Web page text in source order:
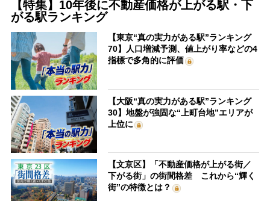
【特集】10年後に不動産価格が上がる駅・下
がる駅ランキング
【東京“真の実力がある駅”ランキング
70】人口増減予測、値上がり率などの4
指標で多角的に評価
【大阪“真の実力がある駅”ランキング
30】地盤が強固な“上町台地”エリアが
上位に
【文京区】「不動産価格が上がる街／
下がる街」の街間格差 これから“輝く
街”の特徴とは？